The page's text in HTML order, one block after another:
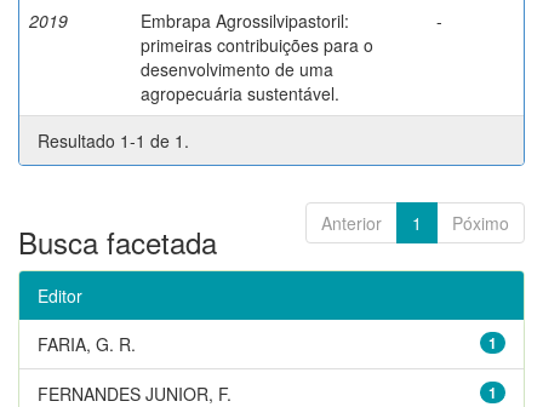
2019
Embrapa Agrossilvipastoril:
primeiras contribuições para o
desenvolvimento de uma
agropecuária sustentável.
-
Resultado 1-1 de 1.
Anterior 1 Póximo
Busca facetada
Editor
1
FARIA, G. R.
1
FERNANDES JUNIOR, F.